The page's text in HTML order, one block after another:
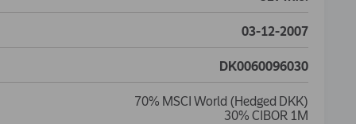
03-12-2007
DK0060096030
70% MSCI World (Hedged DKK)
30% CIBOR 1M